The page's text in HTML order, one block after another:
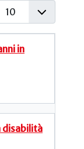
Visualizza #
in
disabilità